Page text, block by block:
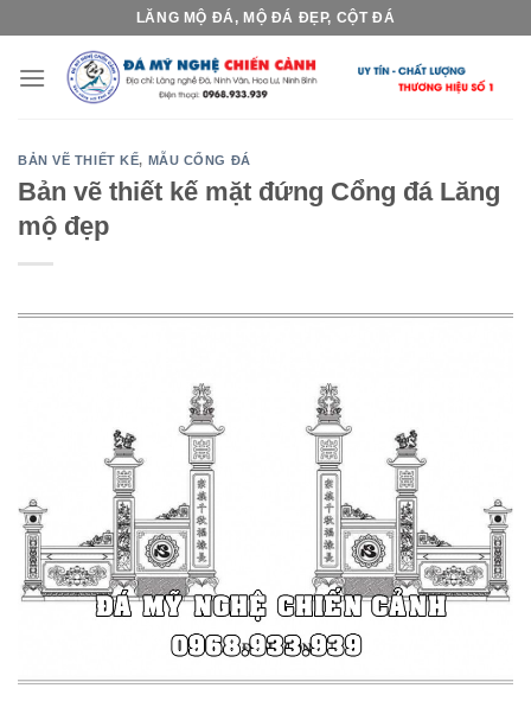
content
LĂNG MỘ ĐÁ, MỘ ĐÁ ĐẸP, CỘT ĐÁ
BẢN VẼ THIẾT KẾ, MẪU CỔNG ĐÁ
Bản vẽ thiết kế mặt đứng Cổng đá Lăng
mộ đẹp